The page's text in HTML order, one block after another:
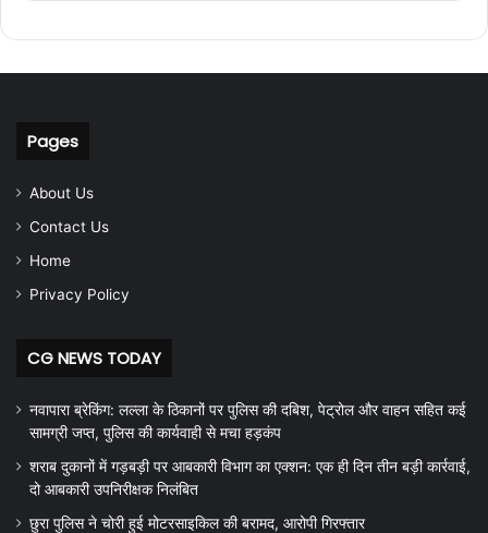
Pages
About Us
Contact Us
Home
Privacy Policy
CG NEWS TODAY
नवापारा ब्रेकिंग: लल्ला के ठिकानों पर पुलिस की दबिश, पेट्रोल और वाहन सहित कई
सामग्री जप्त, पुलिस की कार्यवाही से मचा हड़कंप
शराब दुकानों में गड़बड़ी पर आबकारी विभाग का एक्शन: एक ही दिन तीन बड़ी कार्रवाई,
दो आबकारी उपनिरीक्षक निलंबित
छुरा पुलिस ने चोरी हुई मोटरसाइकिल की बरामद, आरोपी गिरफ्तार